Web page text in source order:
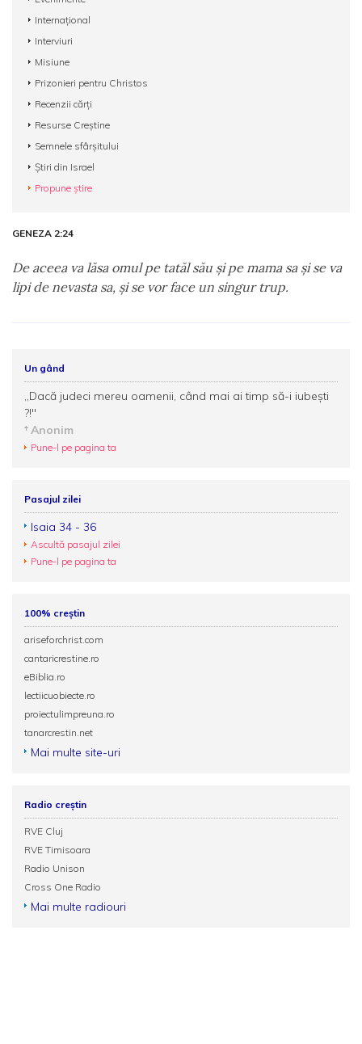
Internațional
Interviuri
Misiune
Prizonieri pentru Christos
Recenzii cărți
Resurse Creștine
Semnele sfârșitului
Știri din Israel
Propune știre
GENEZA 2:24
De aceea va lăsa omul pe tatăl său şi pe mama sa şi se va
lipi de nevasta sa, şi se vor face un singur trup.
Un gând
,,Dacă judeci mereu oamenii, când mai ai timp să-i iubeşti
?!"
Anonim
Pune-l pe pagina ta
Pasajul zilei
Isaia 34 - 36
Ascultă pasajul zilei
Pune-l pe pagina ta
100% creștin
ariseforchrist.com
cantaricrestine.ro
eBiblia.ro
lectiicuobiecte.ro
proiectulimpreuna.ro
tanarcrestin.net
Mai multe site-uri
Radio creștin
RVE Cluj
RVE Timisoara
Radio Unison
Cross One Radio
Mai multe radiouri